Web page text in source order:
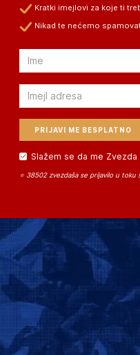
Kratki imejlovi za koje ti
Nikad te nećemo
Email
Email
Slažem se da me
⭐ 38502 zvezdaša se prijavilo u